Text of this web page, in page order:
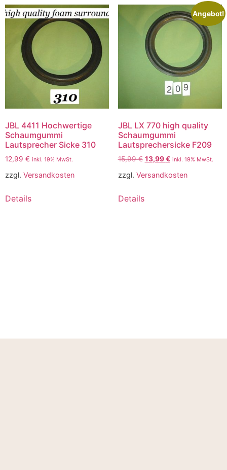
JBL 4411 Hochwertige
Schaumgummi
Lautsprecher Sicke 310
12,99 € inkl. 19% MwSt.
zzgl. Versandkosten
Details
Angebot!
JBL LX 770 high quality
Schaumgummi
Lautsprechersicke F209
15,99€ 13,99€ inkl. 19% MwSt.
zzgl. Versandkosten
Details